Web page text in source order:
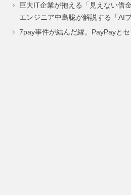
ー
ジ
巨大IT企業が抱える「見えない借
エンジニア中島聡が解説する「AI
7pay事件が結んだ縁。PayPayと